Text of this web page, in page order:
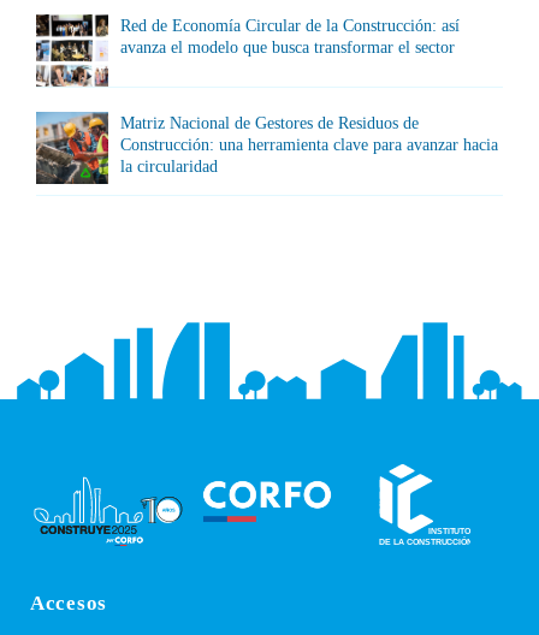
Red de Economía Circular de la Construcción: así
avanza el modelo que busca transformar el sector
Matriz Nacional de Gestores de Residuos de
Construcción: una herramienta clave para avanzar hacia
la circularidad
Accesos